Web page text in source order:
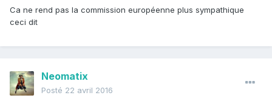
Ca ne rend pas la commission européenne plus sympathique
ceci dit
Neomatix
Posté 22 avril 2016